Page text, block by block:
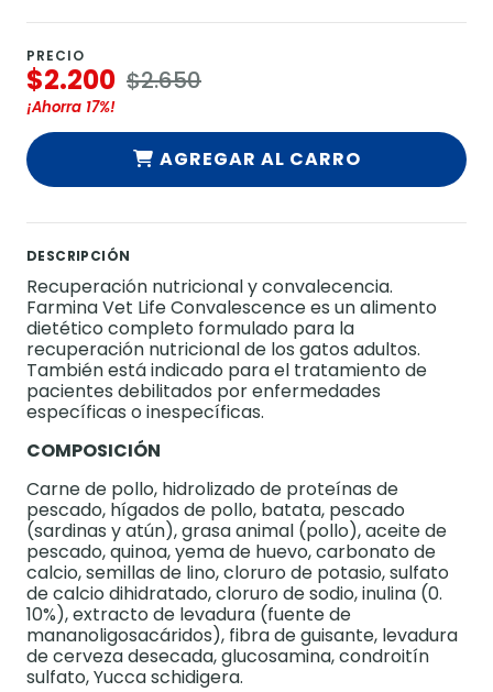
PRECIO
$2.200 $2.650
¡Ahorra 17%!
AGREGAR AL CARRO
DESCRIPCIÓN
Recuperación nutricional y convalecencia.
Farmina Vet Life Convalescence es un alimento
dietético completo formulado para la
recuperación nutricional de los gatos adultos.
También está indicado para el tratamiento de
pacientes debilitados por enfermedades
específicas o inespecíficas.
COMPOSICIÓN
Carne de pollo, hidrolizado de proteínas de
pescado, hígados de pollo, batata, pescado
(sardinas y atún), grasa animal (pollo), aceite de
pescado, quinoa, yema de huevo, carbonato de
calcio, semillas de lino, cloruro de potasio, sulfato
de calcio dihidratado, cloruro de sodio, inulina (0.
10%), extracto de levadura (fuente de
mananoligosacáridos), fibra de guisante, levadura
de cerveza desecada, glucosamina, condroitín
sulfato, Yucca schidigera.